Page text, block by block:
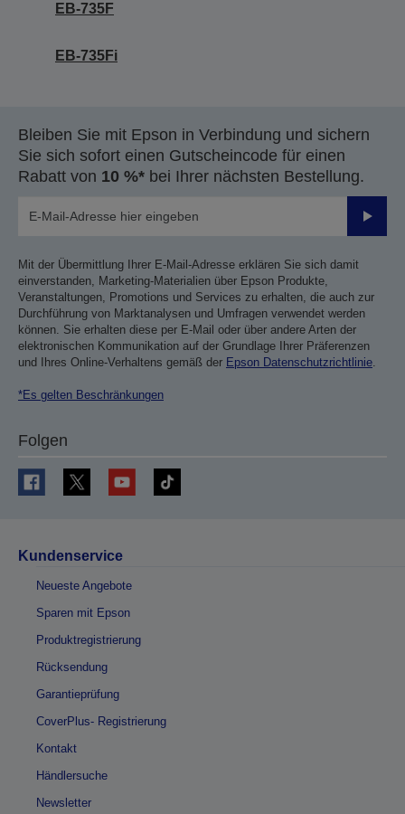
EB-735F
EB-735Fi
Bleiben Sie mit Epson in Verbindung und sichern
Sie sich sofort einen Gutscheincode für einen
Rabatt von 10 %* bei Ihrer nächsten Bestellung.
Mit der Übermittlung Ihrer E-Mail-Adresse erklären Sie sich damit
einverstanden, Marketing-Materialien über Epson Produkte,
Veranstaltungen, Promotions und Services zu erhalten, die auch zur
Durchführung von Marktanalysen und Umfragen verwendet werden
können. Sie erhalten diese per E-Mail oder über andere Arten der
elektronischen Kommunikation auf der Grundlage Ihrer Präferenzen
und Ihres Online-Verhaltens gemäß der Epson Datenschutzrichtlinie.
*Es gelten Beschränkungen
Folgen
Kundenservice
Neueste Angebote
Sparen mit Epson
Produktregistrierung
Rücksendung
Garantieprüfung
CoverPlus- Registrierung
Kontakt
Händlersuche
Newsletter